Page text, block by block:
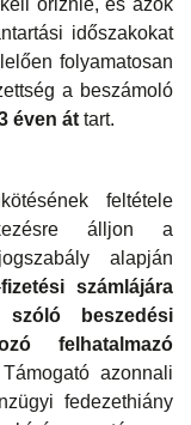
időszakokat
folyamatosan
a beszámoló
éven át tart.
feltétele
álljon a
alapján
fizetési számlájára
beszedési
felhatalmazó
azonnali
fedezethiány